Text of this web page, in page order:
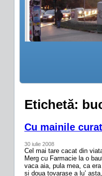
Etichetă:
Cu mainile
30 iulie 2008
Cel mai tare cacat din
Merg cu Farmacie la o
vaca aia, pula mea, ca
si doua tovarase a lu’